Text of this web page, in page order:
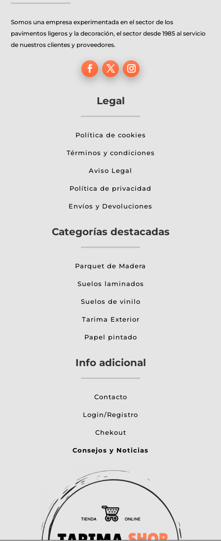
Somos una empresa experimentada en el sector de los
pavimentos ligeros y la decoración, el sector desde 1985 al servicio
de nuestros clientes y proveedores.
Legal
Política de cookies
Términos y condiciones
Aviso Legal
Política de privacidad
Envíos y Devoluciones
Categorías destacadas
Parquet de Madera
Suelos laminados
Suelos de vinilo
Tarima Exterior
Papel pintado
Info adicional
Contacto
Login/Registro
Chekout
Consejos y Noticias